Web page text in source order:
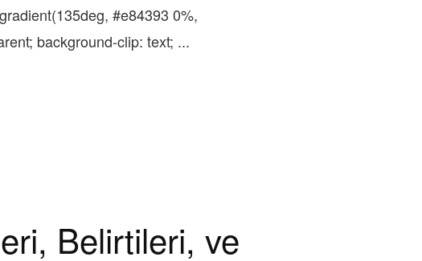
#e84393 0%,
background-clip: text; ...
Belirtileri, ve